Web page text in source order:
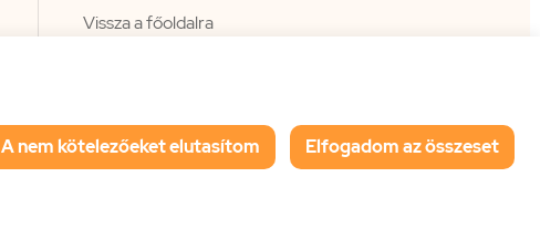
A nem kötelezőeket elutasítom Elfogadom az összeset
Vissza a főoldalra